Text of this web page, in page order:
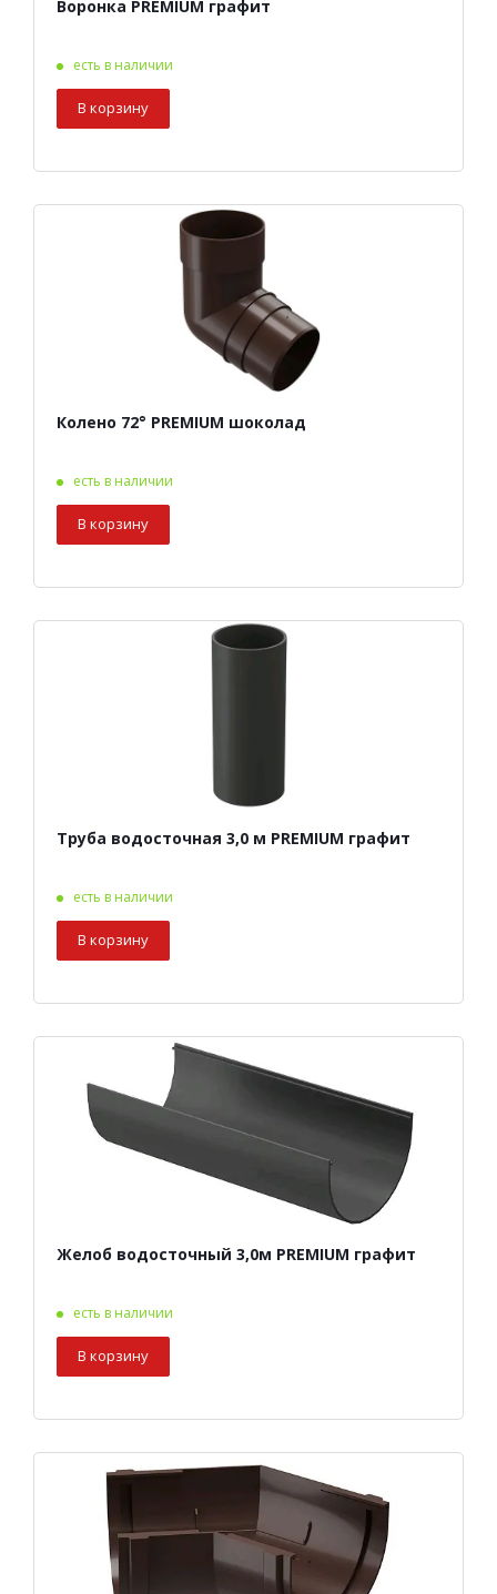
Воронка PREMIUM графит
есть в наличии
В корзину
Колено 72° PREMIUM шоколад
есть в наличии
В корзину
Труба водосточная 3,0 м PREMIUM графит
есть в наличии
В корзину
Желоб водосточный 3,0м PREMIUM графит
есть в наличии
В корзину